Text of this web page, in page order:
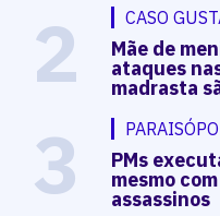
2 CASO
Mãe de
ataques
madrasta
3 PMs
mesmo
assassinos